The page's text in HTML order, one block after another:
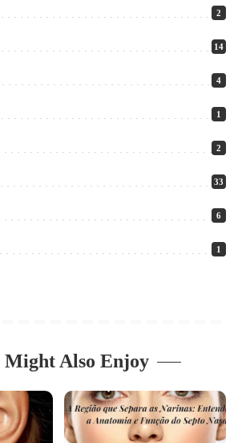
2
14
4
1
2
33
6
1
Might Also Enjoy